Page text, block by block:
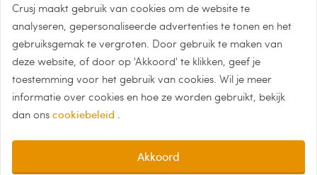
Hulp of advies nodig?
Bel naar 085 - 0043 015
Whatsapp met Crusj
info@crusj.com
Crusj maakt gebruik van cookies om de website te
analyseren, gepersonaliseerde advertenties te tonen en het
gebruiksgemak te vergroten. Door gebruik te maken van
deze website, of door op 'Akkoord' te klikken, geef je
toestemming voor het gebruik van cookies. Wil je meer
informatie over cookies en hoe ze worden gebruikt, bekijk
dan ons cookiebeleid .
Akkoord